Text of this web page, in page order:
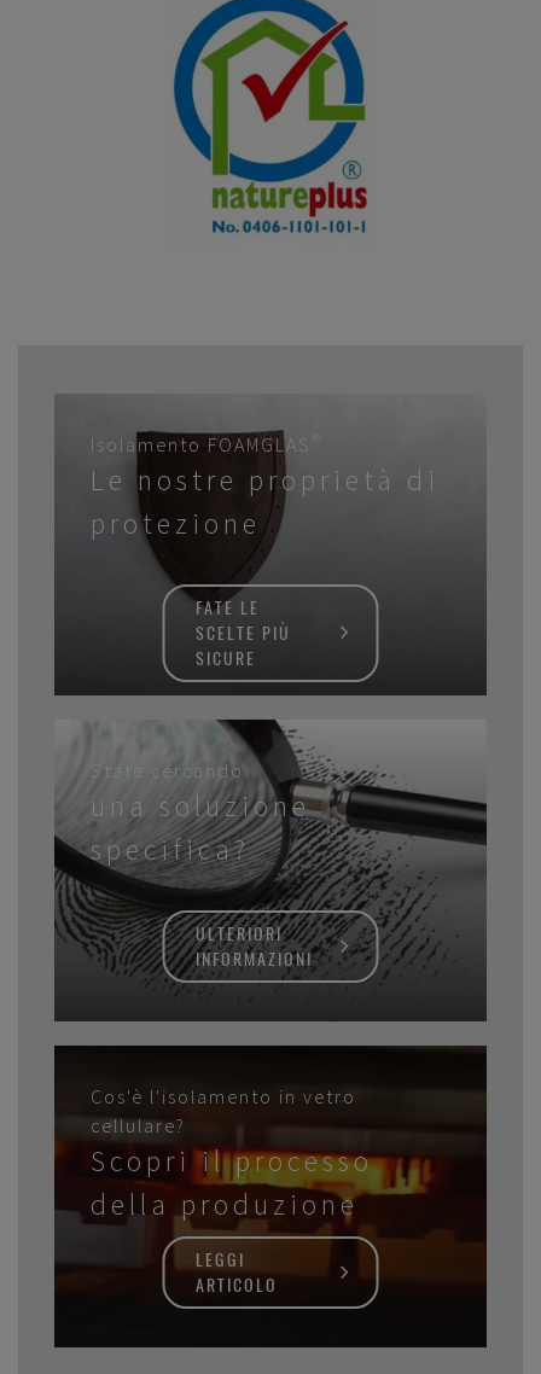
Isolamento FOAMGLAS®
Le nostre proprietà di
protezione
FATE LE
SCELTE PIÙ
SICURE
State cercando
una soluzione
specifica?
ULTERIORI
INFORMAZIONI
Cos'è l'isolamento in vetro
cellulare?
Scopri il processo
della produzione
LEGGI
ARTICOLO